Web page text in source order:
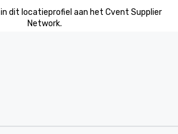
in dit locatieprofiel aan het Cvent Supplier
Network.